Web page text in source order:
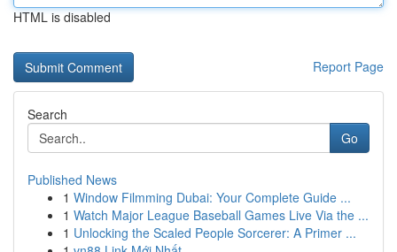
HTML is disabled
Report Page
Search
Go
Published News
1 Window Filmming Dubai: Your Complete Guide ...
1 Watch Major League Baseball Games Live Via the ...
1 Unlocking the Scaled People Sorcerer: A Primer ...